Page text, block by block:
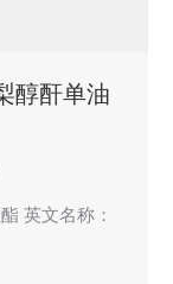
醇酐单油
英文名称：